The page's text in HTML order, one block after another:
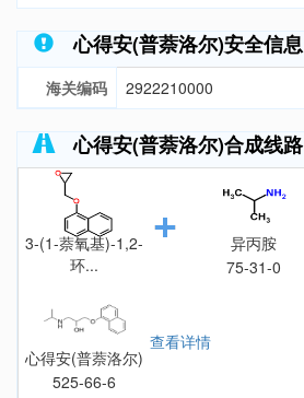
心得安(普萘洛尔)安全信息
海关编码 2922210000
心得安(普萘洛尔)合成线路
3-(1-萘氧基)-1,2-
环...
异丙胺
75-31-0
心得安(普萘洛尔)
525-66-6
查看详情